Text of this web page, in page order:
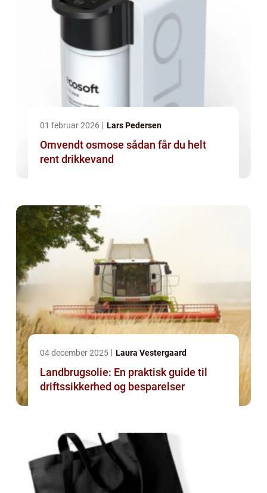
01 februar 2026 Lars Pedersen
Omvendt osmose sådan får du helt
rent drikkevand
04 december 2025 Laura Vestergaard
Landbrugsolie: En praktisk guide til
driftssikkerhed og besparelser